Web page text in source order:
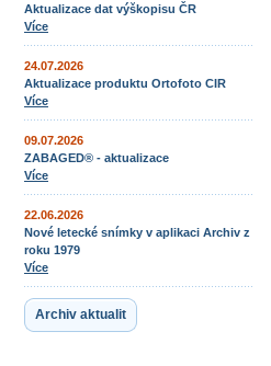
Aktualizace dat výškopisu ČR
Více
24.07.2026
Aktualizace produktu Ortofoto CIR
Více
09.07.2026
ZABAGED® - aktualizace
Více
22.06.2026
Nové letecké snímky v aplikaci Archiv z
roku 1979
Více
Archiv aktualit